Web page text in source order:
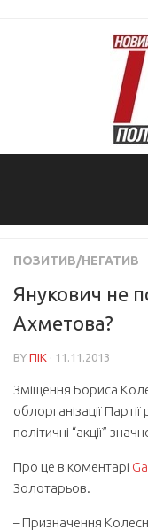
ПОЗИТИВ/НЕГАТИВ
Янукович не
Ахметова?
BY ПІК · 11.11.2013
Зміщення Бориса
облорганізації
політичні “акції”
Про це в коментарі
Золотарьов.
– Призначення